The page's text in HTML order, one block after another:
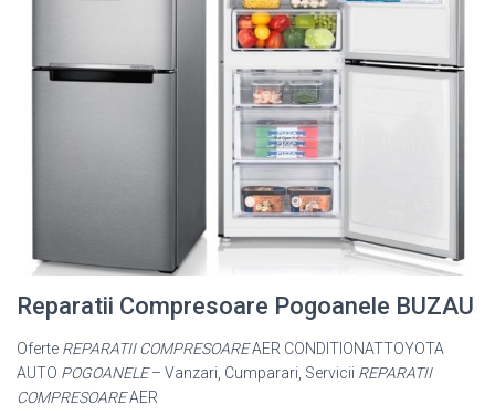
Reparatii Compresoare Pogoanele BUZAU
Oferte REPARATII COMPRESOAREAER CONDITIONATTOYOTA
AUTO POGOANELE– Vanzari, Cumparari, Servicii REPARATII
COMPRESOAREAER